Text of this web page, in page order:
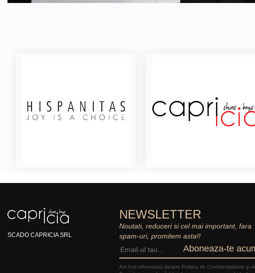
SCADO CAPRICIA SRL
NEWSLETTER
Noutati, reduceri si cel mai important, fara
spam-uri, promitem asta!!
Aboneaza-te
Am fost informat(a) despre Politica de Confidențialitate şi